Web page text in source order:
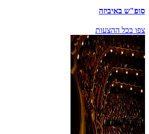
סופ"ש באיביזה
צפו בכל ההצעות